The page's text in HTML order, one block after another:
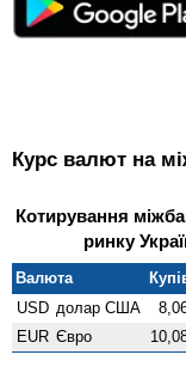
Курс валют на
Котирування
ринку
Валюта
USD долар США
EUR Євро